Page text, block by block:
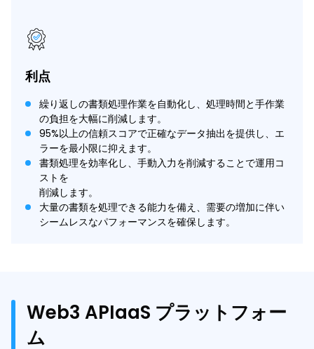
利点
繰り返しの書類処理作業を自動化し、処理時間と手作業
の負担を大幅に削減します。
95%以上の信頼スコアで正確なデータ抽出を提供し、エ
ラーを最小限に抑えます。
書類処理を効率化し、手動入力を削減することで運用コ
ストを
削減します。
大量の書類を処理できる能力を備え、需要の増加に伴い
シームレスなパフォーマンスを確保します。
Web3 APIaaS プラットフォー
ム